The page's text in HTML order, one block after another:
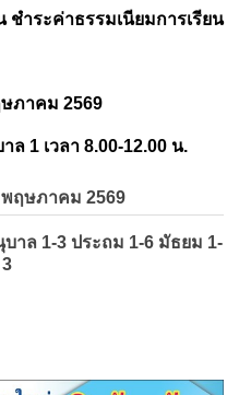
ำระค่าธรรมเนียมการเรียน
ภาคม 2569
ล 1 เวลา 8.00-12.00 น.
ฤษภาคม 2569
าล 1-3 ประถม 1-6 มัธยม 1-
3